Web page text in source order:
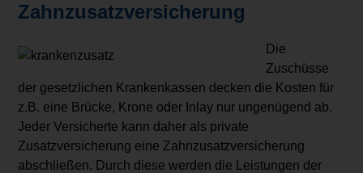
Zahnzusatzversicherung
Die
Zuschüsse
der gesetzlichen Krankenkassen decken die Kosten für
z.B. eine Brücke, Krone oder Inlay nur ungenügend ab.
Jeder Versicherte kann daher als private
Zusatzversicherung eine Zahnzusatzversicherung
abschließen. Durch diese werden die Leistungen der